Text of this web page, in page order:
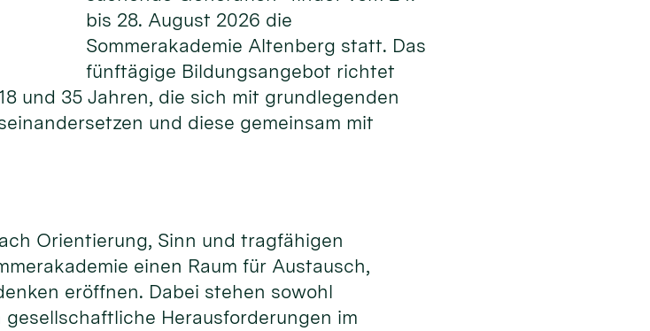
bis 28. August 2026 die
Sommerakademie Altenberg statt. Das
fünftägige Bildungsangebot richtet
und 35 Jahren, die sich mit grundlegenden
und diese gemeinsam mit
Orientierung, Sinn und tragfähigen
einen Raum für Austausch,
eröffnen. Dabei stehen sowohl
Herausforderungen im